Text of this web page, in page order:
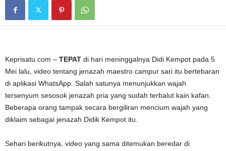
Keprisatu.com – TEPAT di hari meninggalnya Didi Kempot pada 5
Mei lalu, video tentang jenazah maestro campur sari itu bertebaran
di aplikasi WhatsApp. Salah satunya menunjukkan wajah
tersenyum sesosok jenazah pria yang sudah terbalut kain kafan.
Beberapa orang tampak secara bergiliran mencium wajah yang
diklaim sebagai jenazah Didik Kempot itu.
Sehari berikutnya, video yang sama ditemukan beredar di